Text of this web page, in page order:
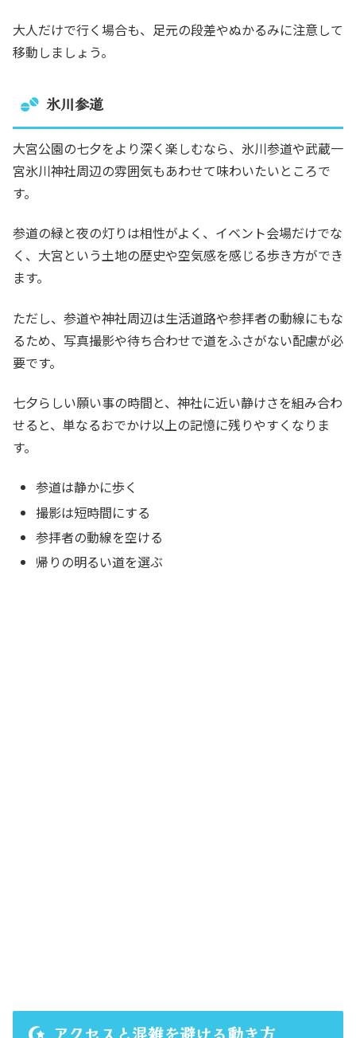
大人だけで行く場合も、足元の段差やぬかるみに注意して
移動しましょう。
氷川参道
大宮公園の七夕をより深く楽しむなら、氷川参道や武蔵一
宮氷川神社周辺の雰囲気もあわせて味わいたいところで
す。
参道の緑と夜の灯りは相性がよく、イベント会場だけでな
く、大宮という土地の歴史や空気感を感じる歩き方ができ
ます。
ただし、参道や神社周辺は生活道路や参拝者の動線にもな
るため、写真撮影や待ち合わせで道をふさがない配慮が必
要です。
七夕らしい願い事の時間と、神社に近い静けさを組み合わ
せると、単なるおでかけ以上の記憶に残りやすくなりま
す。
参道は静かに歩く
撮影は短時間にする
参拝者の動線を空ける
帰りの明るい道を選ぶ